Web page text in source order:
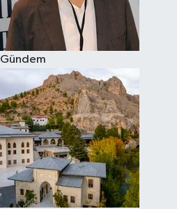
Gündem
Spor
Burç Yorumları
Çocuk
Eğitim
Hava Durumu
Kadın